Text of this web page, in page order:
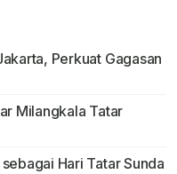
Perkuat Gagasan
Milangkala Tatar
Hari Tatar Sunda